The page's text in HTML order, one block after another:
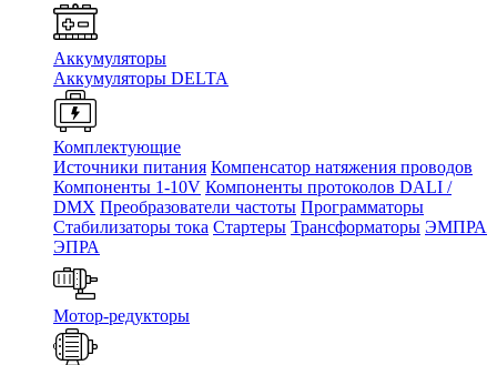
Аккумуляторы
Аккумуляторы DELTA
Комплектующие
Источники питания Компенсатор натяжения проводов
Компоненты 1-10V Компоненты протоколов DALI /
DMX Преобразователи частоты Программаторы
Стабилизаторы тока Стартеры Трансформаторы ЭМПРА
ЭПРА
Мотор-редукторы